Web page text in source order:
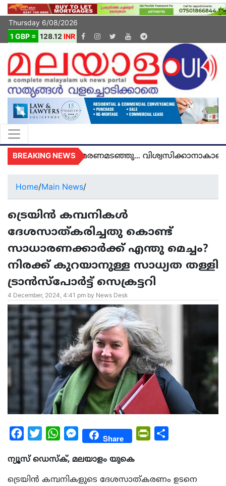
Thursday 6/08/2026
1 GBP = 128.12 INR
BREAKING NEWS
മരണമടഞ്ഞു... വിശ്വസിക്കാനാകാതെ
Home/Main News/
ട്രെയിൻ കമ്പനികൾ
ദേശസാത്കരിച്ചതു കൊണ്ട്
സാധാരണക്കാർക്ക് എന്തു മെച്ചം?
നിരക്ക് കുറയാനുള്ള സാധ്യത തള്ളി
ട്രാൻസ്പോർട്ട് സെക്രട്ടറി
4 December, 2024, 4:41 pm by News Desk
Facebook
Twitter WhatsAppMessengerShare PrintFriendly
ന്യൂസ് ഡെസ്ക്, മലയാളം യുകെ
ട്രെയിൻ കമ്പനികളുടെ ദേശസാത്കരണം ഉടനെ